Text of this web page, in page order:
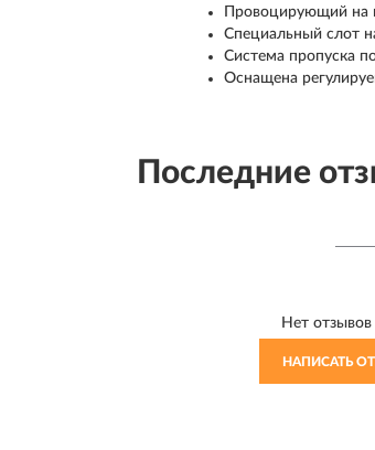
Провоцирующий на
Специальный слот
Система пропуска
Оснащена
Последние
Нет
НАПИСАТЬ